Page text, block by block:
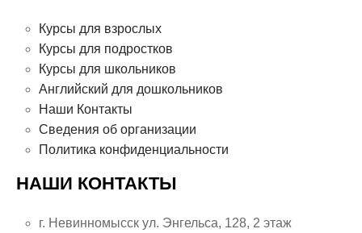
Курсы для взрослых
Курсы для подростков
Курсы для школьников
Английский для дошкольников
Наши Контакты
Сведения об организации
Политика конфиденциальности
НАШИ КОНТАКТЫ
г. Невинномысск ул. Энгельса, 128, 2 этаж